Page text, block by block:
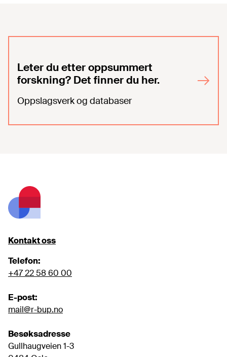
Leter du etter oppsummert
forskning? Det finner du her.
Oppslagsverk og databaser
Footer
Kontakt oss
Telefon:
+47 22 58 60 00
E-post:
mail@r-bup.no
Besøksadresse
Gullhaugveien 1-3